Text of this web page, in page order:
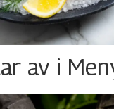
av i